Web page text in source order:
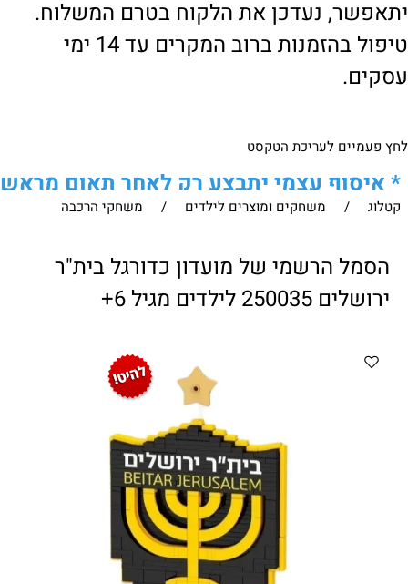
יתאפשר, נעדכן את הלקוח בטרם המשלוח.
טיפול בהזמנות ברוב המקרים עד 14 ימי
עסקים.
לחץ פעמיים לעריכת הטקסט
* איסוף עצמי יתבצע רק לאחר תאום מראש
של הלקוח מול נציגנו!
ווטצאפ (הודעות בלבד ):
052-8059900
מענה טלפוני: 04-8411075
,
04-8411010
בין השעות 9:00-17:00
"צור קשר"באתר
citysport1@013.net
citysport2@013.net
קטלוג / משחקים ומוצרים לילדים / משחקי הרכבה
הסמל הרשמי של מועדון כדורגל בית"ר
ירושלים 250035 לילדים מגיל 6+